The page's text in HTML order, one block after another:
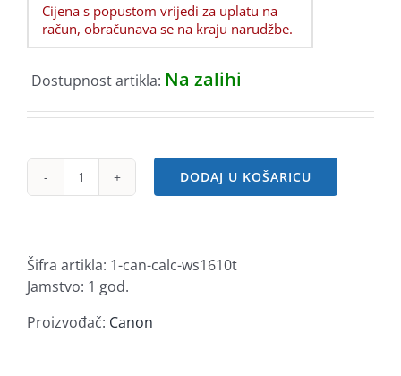
Cijena s popustom vrijedi za uplatu na
račun, obračunava se na kraju narudžbe.
Dostupnost artikla: Na zalihi
Canon
DODAJ U KOŠARICU
Šifra artikla: 1-can-calc-ws1610t
Jamstvo: 1 god.
Proizvođač: Canon